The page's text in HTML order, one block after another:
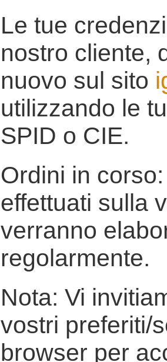
Le tue
nostro cliente,
nuovo sul sito
utilizzando le
SPID o CIE.
Ordini in
effettuati sulla
verranno
regolarmente.
Nota: Vi
vostri preferiti/
browser per